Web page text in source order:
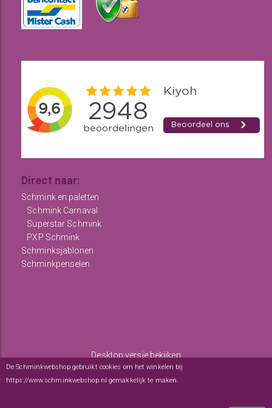
Direct naar:
Schmink en paletten
Schmink Carnaval
Superstar Schmink
PXP Schmink
Schminksjablonen
Schminkpenselen
Desktop versie bekijken
De Schminkwebshop gebruikt cookies om het winkelen bij
https://www.schminkwebshop.nl gemakkelijk te maken.